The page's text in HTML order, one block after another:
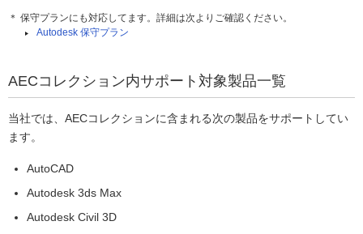
＊ 保守プランにも対応してます。詳細は次よりご確認ください。
Autodesk 保守プラン
AECコレクション内サポート対象製品一覧
当社では、AECコレクションに含まれる次の製品をサポートしてい
ます。
AutoCAD
Autodesk 3ds Max
Autodesk Civil 3D